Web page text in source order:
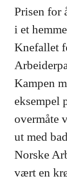
Prisen for
i et
Knefallet
Kampen
eksempel
overmåte
ut med
Norske
vært en